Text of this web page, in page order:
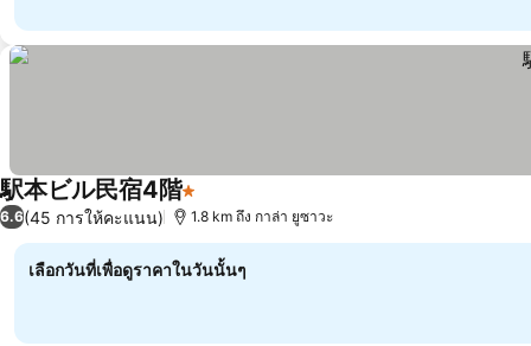
駅本ビル民宿4階1 ดาว
6.6(45 การให้คะแนน) 1.8 km ถึง กาล่า ยูซาวะ
เลือกวันที่เพื่อดูราคาในวันนั้นๆ